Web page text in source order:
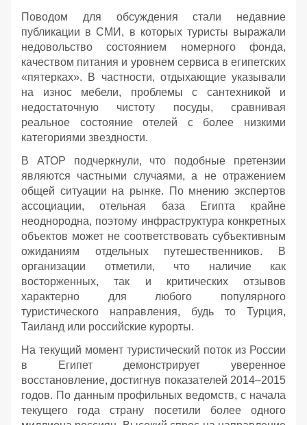
Поводом для обсуждения стали недавние
публикации в СМИ, в которых туристы выражали
недовольство состоянием номерного фонда,
качеством питания и уровнем сервиса в египетских
«пятерках». В частности, отдыхающие указывали
на износ мебели, проблемы с сантехникой и
недостаточную чистоту посуды, сравнивая
реальное состояние отелей с более низкими
категориями звездности.
В АТОР подчеркнули, что подобные претензии
являются частными случаями, а не отражением
общей ситуации на рынке. По мнению экспертов
ассоциации, отельная база Египта крайне
неоднородна, поэтому инфраструктура конкретных
объектов может не соответствовать субъективным
ожиданиям отдельных путешественников. В
организации отметили, что наличие как
восторженных, так и критических отзывов
характерно для любого популярного
туристического направления, будь то Турция,
Таиланд или российские курорты.
На текущий момент туристический поток из России
в Египет демонстрирует уверенное
восстановление, достигнув показателей 2014–2015
годов. По данным профильных ведомств, с начала
текущего года страну посетили более одного